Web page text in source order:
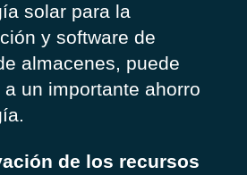
solar para la
y software de
almacenes, puede
a un importante ahorro
de los recursos